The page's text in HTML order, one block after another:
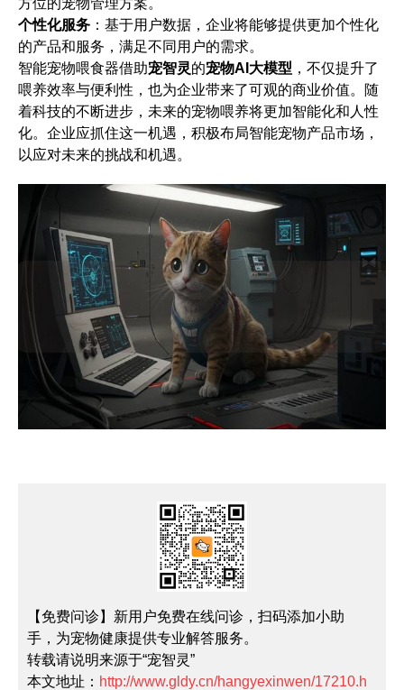
方位的宠物管理方案。
个性化服务 ：基于用户数据，企业将能够提供更加个性化
的产品和服务，满足不同用户的需求。
智能宠物喂食器借助宠智灵的宠物AI大模型 ，不仅提升了
喂养效率与便利性，也为企业带来了可观的商业价值。随
着科技的不断进步，未来的宠物喂养将更加智能化和人性
化。企业应抓住这一机遇，积极布局智能宠物产品市场，
以应对未来的挑战和机遇。
【免费问诊】新用户免费在线问诊，扫码添加小助
手，为宠物健康提供专业解答服务。
转载请说明来源于“宠智灵”
本文地址： http://www.gldy.cn/hangyexinwen/17210.h